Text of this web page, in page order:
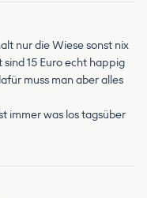
nur die Wiese sonst nix
15 Euro echt happig
muss man aber alles
immer was los tagsüber